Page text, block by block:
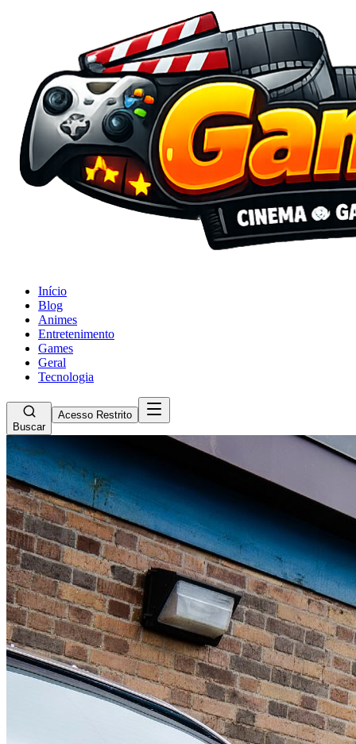
Início
Blog
Animes
Entretenimento
Games
Geral
Tecnologia
Buscar
Acesso Restrito